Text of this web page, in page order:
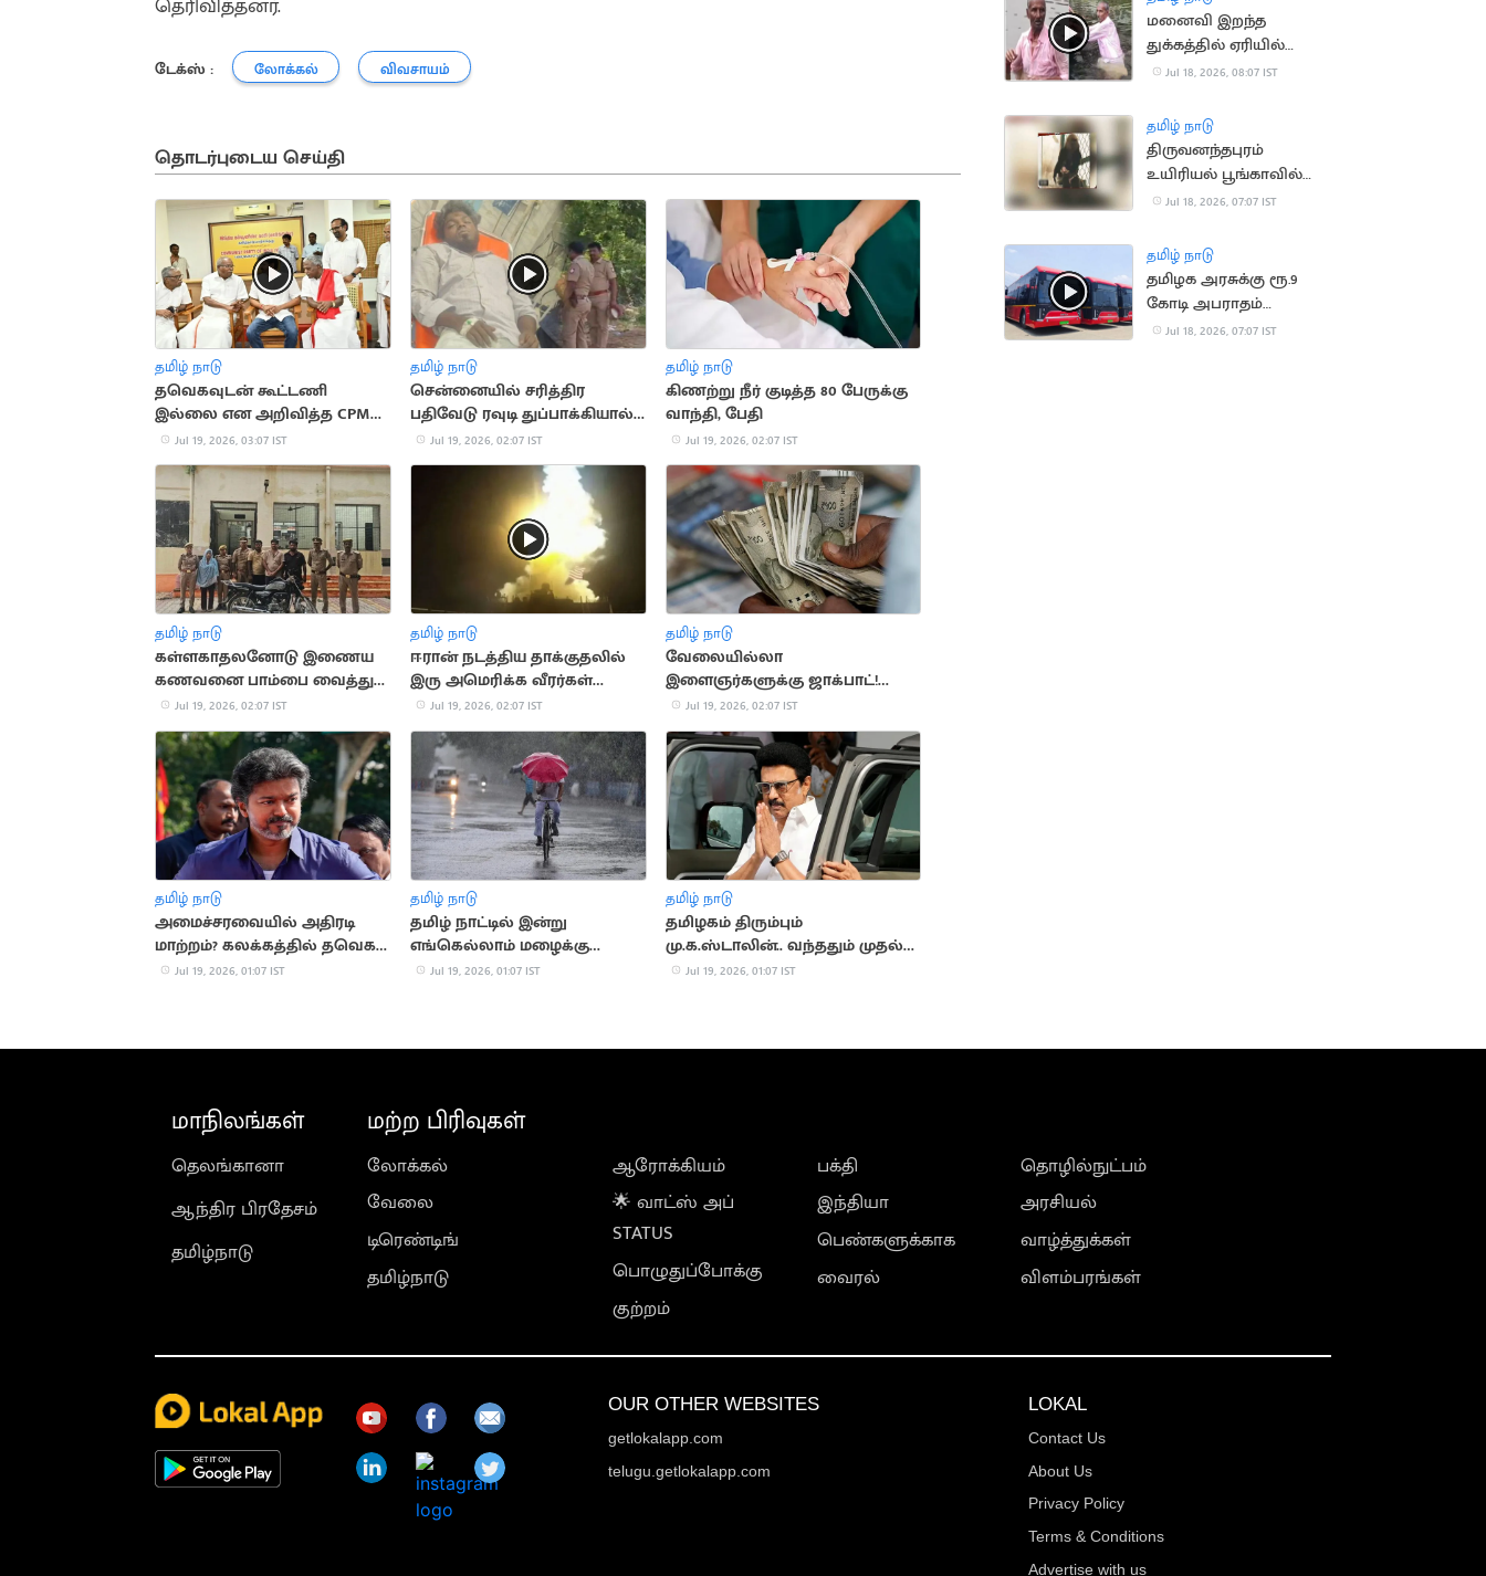
டேக்ஸ் : லோக்கல் விவசாயம்
தொடர்புடைய செய்தி
தமிழ் நாடு
தவெகவுடன் கூட்டணி
இல்லை என அறிவித்த CPM
சண்முகம்
Jul 19, 2026, 03:07 IST
தமிழ் நாடு
சென்னையில் சரித்திர
பதிவேடு ரவுடி துப்பாக்கியால்
சுட்டுப்பிடிப்பு
Jul 19, 2026, 02:07 IST
தமிழ் நாடு
கிணற்று நீர் குடித்த 80 பேருக்கு
வாந்தி, பேதி
Jul 19, 2026, 02:07 IST
தமிழ் நாடு
கள்ளகாதலனோடு இணைய
கணவனை பாம்பை வைத்து
கொன்ற மனைவி
Jul 19, 2026, 02:07 IST
தமிழ் நாடு
ஈரான் நடத்திய தாக்குதலில்
இரு அமெரிக்க வீரர்கள்
உயிரிழப்பு
Jul 19, 2026, 02:07 IST
தமிழ் நாடு
வேலையில்லா
இளைஞர்களுக்கு ஜாக்பாட்!
உதவித்தொகை ரூ.4,000 ஆக
உயர்கிறது
Jul 19, 2026, 02:07 IST
தமிழ் நாடு
அமைச்சரவையில் அதிரடி
மாற்றம்? கலக்கத்தில் தவெக
அமைச்சர்கள்
Jul 19, 2026, 01:07 IST
தமிழ் நாடு
தமிழ் நாட்டில் இன்று
எங்கெல்லாம் மழைக்கு
வாய்ப்பு?
Jul 19, 2026, 01:07 IST
தமிழ் நாடு
தமிழகம் திரும்பும்
மு.க.ஸ்டாலின்.. வந்ததும் முதல்
நடவடிக்கை
Jul 19, 2026, 01:07 IST
மனைவி இறந்த
துக்கத்தில் ஏரியில்
குதித்து தற்கொலை
மீட்பு
Jul 18, 2026, 08:07 IST
தமிழ் நாடு
திருவனந்தபுரம்
உயிரியல் பூங்காவில்
நீலகிரி கருங்குரங்கு
Jul 18, 2026, 07:07 IST
தமிழ் நாடு
தமிழக அரசுக்கு ரூ.9
கோடி அபராதம்
செலுத்திய OHM
Jul 18, 2026, 07:07 IST
மாநிலங்கள்
தெலங்கானா
ஆந்திர பிரதேசம்
தமிழ்நாடு
மற்ற பிரிவுகள்
லோக்கல்
வேலை
டிரெண்டிங்
தமிழ்நாடு
ஆரோக்கியம்
🌟 வாட்ஸ் அப்
STATUS
பொழுதுப்போக்கு
குற்றம்
பக்தி
இந்தியா
பெண்களுக்காக
வைரல்
தொழில்நுட்பம்
அரசியல்
வாழ்த்துக்கள்
விளம்பரங்கள்
OUR OTHER WEBSITES
getlokalapp.com
telugu.getlokalapp.com
LOKAL
Contact Us
About Us
Privacy Policy
Terms & Conditions
Advertise with us